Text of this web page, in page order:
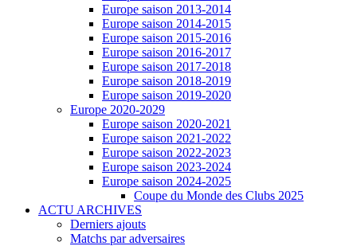
Europe saison 2013-2014
Europe saison 2014-2015
Europe saison 2015-2016
Europe saison 2016-2017
Europe saison 2017-2018
Europe saison 2018-2019
Europe saison 2019-2020
Europe 2020-2029
Europe saison 2020-2021
Europe saison 2021-2022
Europe saison 2022-2023
Europe saison 2023-2024
Europe saison 2024-2025
Coupe du Monde des Clubs 2025
ACTU ARCHIVES
Derniers ajouts
Matchs par adversaires